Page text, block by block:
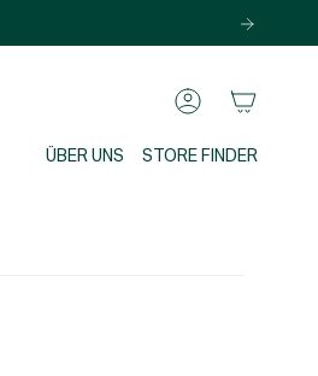
KONTO
ÜBER UNS STORE FINDER